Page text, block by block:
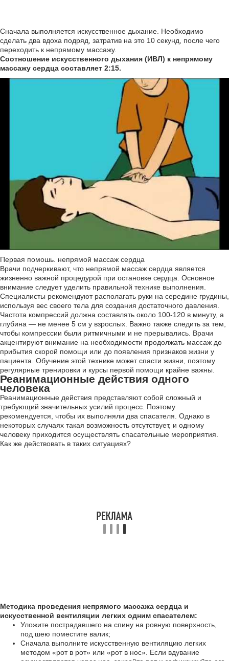
Сначала выполняется искусственное дыхание. Необходимо
сделать два вдоха подряд, затратив на это 10 секунд, после чего
переходить к непрямому массажу.
Соотношение искусственного дыхания (ИВЛ) к непрямому
массажу сердца составляет 2:15.
Первая помошь. непрямой массаж сердца
Врачи подчеркивают, что непрямой массаж сердца является
жизненно важной процедурой при остановке сердца. Основное
внимание следует уделить правильной технике выполнения.
Специалисты рекомендуют располагать руки на середине грудины,
используя вес своего тела для создания достаточного давления.
Частота компрессий должна составлять около 100-120 в минуту, а
глубина — не менее 5 см у взрослых. Важно также следить за тем,
чтобы компрессии были ритмичными и не прерывались. Врачи
акцентируют внимание на необходимости продолжать массаж до
прибытия скорой помощи или до появления признаков жизни у
пациента. Обучение этой технике может спасти жизни, поэтому
регулярные тренировки и курсы первой помощи крайне важны.
Реанимационные действия одного
человека
Реанимационные действия представляют собой сложный и
требующий значительных усилий процесс. Поэтому
рекомендуется, чтобы их выполняли два спасателя. Однако в
некоторых случаях такая возможность отсутствует, и одному
человеку приходится осуществлять спасательные мероприятия.
Как же действовать в таких ситуациях?
Методика проведения непрямого массажа сердца и
искусственной вентиляции легких одним спасателем:
Уложите пострадавшего на спину на ровную поверхность,
под шею поместите валик;
Сначала выполните искусственную вентиляцию легких
методом «рот в рот» или «рот в нос». Если вдувание